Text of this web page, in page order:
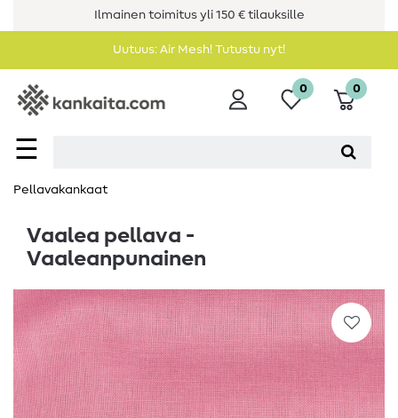
Ilmainen toimitus yli 150 € tilauksille
Uutuus: Air Mesh! Tutustu nyt!
☰
0 0
Pellavakankaat
Vaalea pellava -
Vaaleanpunainen